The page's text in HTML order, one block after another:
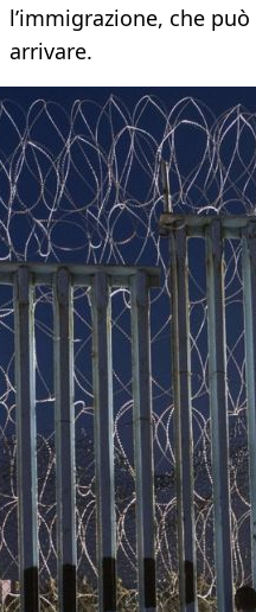
l’immigrazione, che
arrivare.